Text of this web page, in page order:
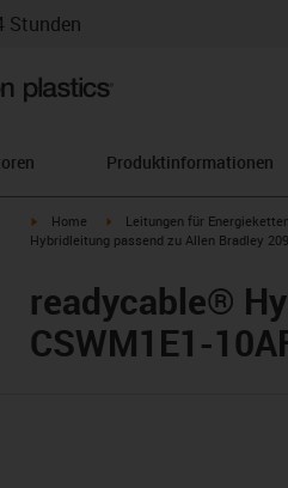
Stunden
Produktinformationen
igus-icon-arrow-right
Home igus-icon-arrow-right
Leitungen für Energieketten
Hybridleitung passend zu Allen Bradley
readycable®
CSWM1E1-